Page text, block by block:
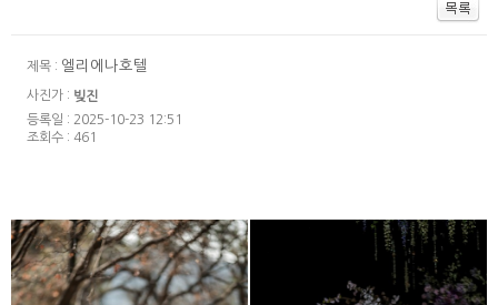
제목 : 엘리에나호텔
사진가 : 빚진
등록일 : 2025-10-23 12:51
조회수 : 461